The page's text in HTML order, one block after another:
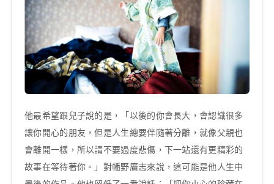
他最希望跟兒子說的是，「以後的你會長大，會認識很多
讓你開心的朋友，但是人生總要伴隨著分離，就像父親也
會離開一樣，所以請不要過度悲傷，下一站還有更精彩的
故事在等待著你。」對幡野廣志來說，這可能是他人生中